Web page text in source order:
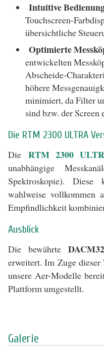
Intuitive
Touchscreen-
übersichtliche
Optimierte
entwickelten
Abscheide-
höhere
minimiert, da Filter
sind bzw. der
Die RTM 2300 ULTRA
Die RTM 2300
unabhängige
Spektroskopie).
wahlweise vollkommen
Empfindlichkeit
Ausblick
Die bewährte DACM32
erweitert. Im Zuge
unsere Aer-Modelle
Plattform umgestellt.
Galerie